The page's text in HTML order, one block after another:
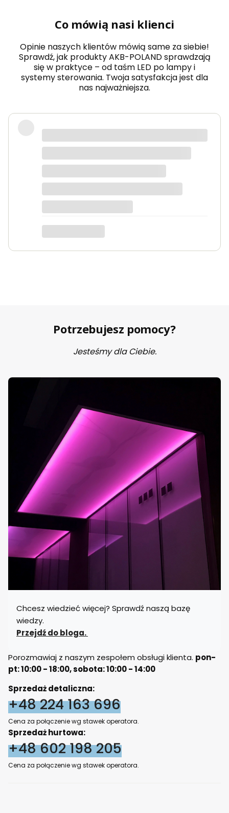
Co mówią nasi klienci
Opinie naszych klientów mówią same za siebie!
Sprawdź, jak produkty AKB-POLAND sprawdzają
się w praktyce – od taśm LED po lampy i
systemy sterowania. Twoja satysfakcja jest dla
nas najważniejsza.
Zamówiłem taśmy LED COB do
oświetlenia kuchni i jestem
zachwycony efektem – światło jest
punktów, a kolory wyglądają bardzo
naturalnie. Obsługa sklepu pomogła
mi dobrać odpowiedni zasilacz, a
paczka dotarła następnego dnia. Na
pewno wrócę po kolejne produkty.
Paweł
Potrzebujesz pomocy?
Jesteśmy dla Ciebie.
Chcesz wiedzieć więcej? Sprawdź naszą bazę
wiedzy.
Przejdź do bloga.
Porozmawiaj z naszym zespołem obsługi klienta. pon-
pt: 10:00 - 18:00, sobota: 10:00 - 14:00
Sprzedaż detaliczna:
+48 224 163 696
Cena za połączenie wg stawek operatora.
Sprzedaż hurtowa:
+48 602 198 205
Cena za połączenie wg stawek operatora.